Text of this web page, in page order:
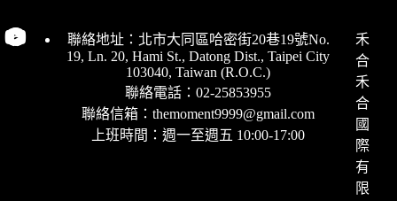
禾
合
禾
合
國
際
有
限
聯絡地址：北市大同區哈密街20巷19號No.
19, Ln. 20, Hami St., Datong Dist., Taipei City
103040, Taiwan (R.O.C.)
聯絡電話：02-25853955
聯絡信箱：themoment9999@gmail.com
上班時間：週一至週五 10:00-17:00